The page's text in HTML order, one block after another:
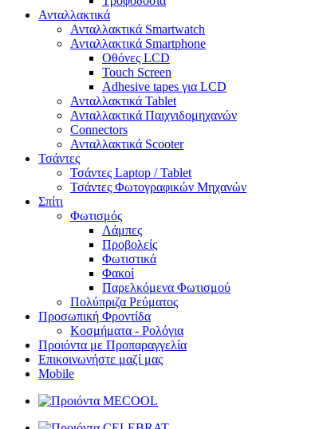
Ανταλλακτικά
Ανταλλακτικά Smartwatch
Ανταλλακτικά Smartphone
Οθόνες LCD
Touch Screen
Adhesive tapes για LCD
Ανταλλακτικά Tablet
Ανταλλακτικά Παιχνιδομηχανών
Connectors
Ανταλλακτικά Scooter
Τσάντες
Τσάντες Laptop / Tablet
Τσάντες Φωτoγραφικών Μηχανών
Σπίτι
Φωτισμός
Λάμπες
Προβολείς
Φωτιστικά
Φακοί
Παρελκόμενα Φωτισμού
Πολύπριζα Ρεύματος
Προσωπική Φροντίδα
Κοσμήματα - Ρολόγια
Προιόντα με Προπαραγγελία
Επικοινωνήστε μαζί μας
Mobile